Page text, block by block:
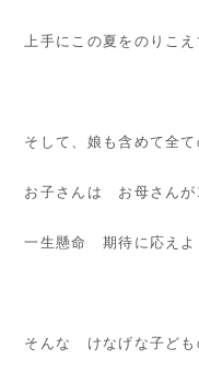
上手にこの夏をのりこ
そして、娘も含めて全て
お子さんは お母さんが
一生懸命 期待に応えよ
そんな けなげな子ども